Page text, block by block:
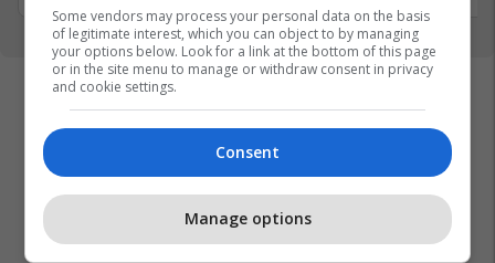
Some vendors may process your personal data on the basis
of legitimate interest, which you can object to by managing
your options below. Look for a link at the bottom of this page
or in the site menu to manage or withdraw consent in privacy
and cookie settings.
Consent
Manage options